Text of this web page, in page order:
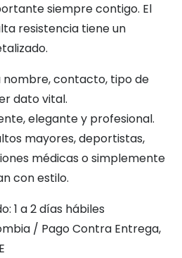
siempre contigo. El
resistencia tiene un
nombre, contacto, tipo de
dato vital.
elegante y profesional.
mayores, deportistas,
médicas o simplemente
con estilo.
1 a 2 días hábiles
/ Pago Contra Entrega,